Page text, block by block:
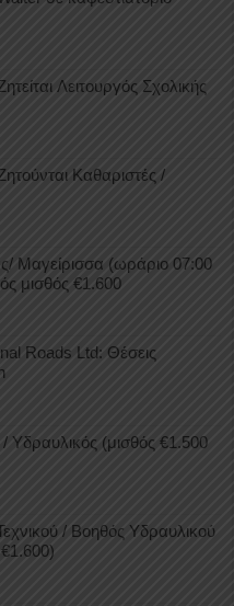
Λειτουργός Σχολικής
Καθαριστές /
Μαγείρισσα (ωράριο 07:00
μισθός €1.600
Roads Ltd: Θέσεις
/ Υδραυλικός (μισθός €1.500
/ Βοηθός Υδραυλικού